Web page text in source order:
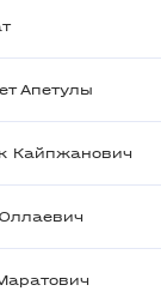
Апетулы
Кайпжанович